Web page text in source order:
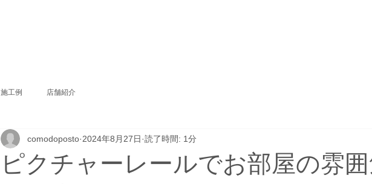
施工例 店舗紹介
ピクチャーレールでお部屋の雰
comodoposto 2024年8月27日 読了時間: 1分